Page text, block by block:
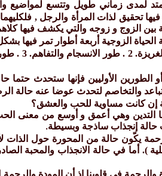
و هي أن يكون محبا ومحبوبا.3- فيها تحقيق لذات
الحياة الزوجية أربعة أطوار تمر فيها
الطورين الأوليين فإنها ستحدث
والتخاصم لتحدث عوضا عنه حالة
إن كانت مساوية للحب والعشق؟
التدين وهي أعمق و أوسع من معنى
حالة إنجذاب ساذجة وبسيطة.
يكّون حالة من المحورة حول الذات
). أما في حالة الانجذاب والمحبة
في قلوبنا إذ أن المودة والرحمة